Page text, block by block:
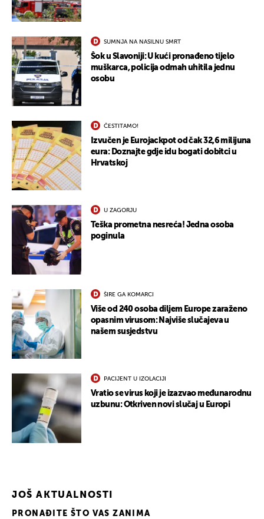
SUMNJA NA NASILNU SMRT
Šok u Slavoniji: U kući pronađeno tijelo
muškarca, policija odmah uhitila jednu
osobu
ČESTITAMO!
Izvučen je Eurojackpot od čak 32,6 milijuna
eura: Doznajte gdje idu bogati dobitci u
Hrvatskoj
U ZAGORJU
Teška prometna nesreća! Jedna osoba
poginula
ŠIRE GA KOMARCI
Više od 240 osoba diljem Europe zaraženo
opasnim virusom: Najviše slučajeva u
našem susjedstvu
PACIJENT U IZOLACIJI
Vratio se virus koji je izazvao međunarodnu
uzbunu: Otkriven novi slučaj u Europi
JOŠ AKTUALNOSTI
PRONAĐITE ŠTO VAS ZANIMA